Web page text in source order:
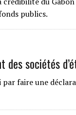
publics.
des sociétés
par faire une